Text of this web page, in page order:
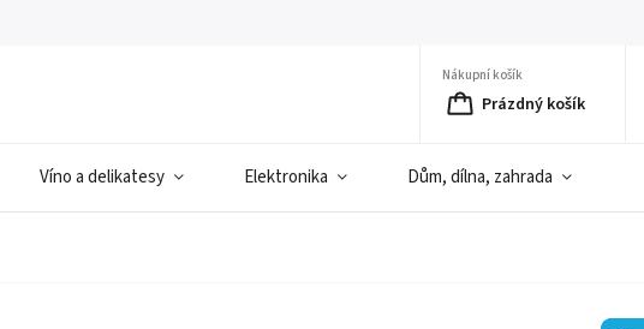
Nákupní košík
Prázdný košík
Víno a delikatesy Elektronika Dům, dílna, zahrada